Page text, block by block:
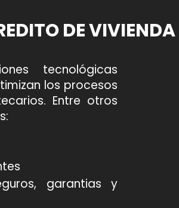
DE VIVIENDA
tecnológicas
los procesos
Entre otros
garantias y